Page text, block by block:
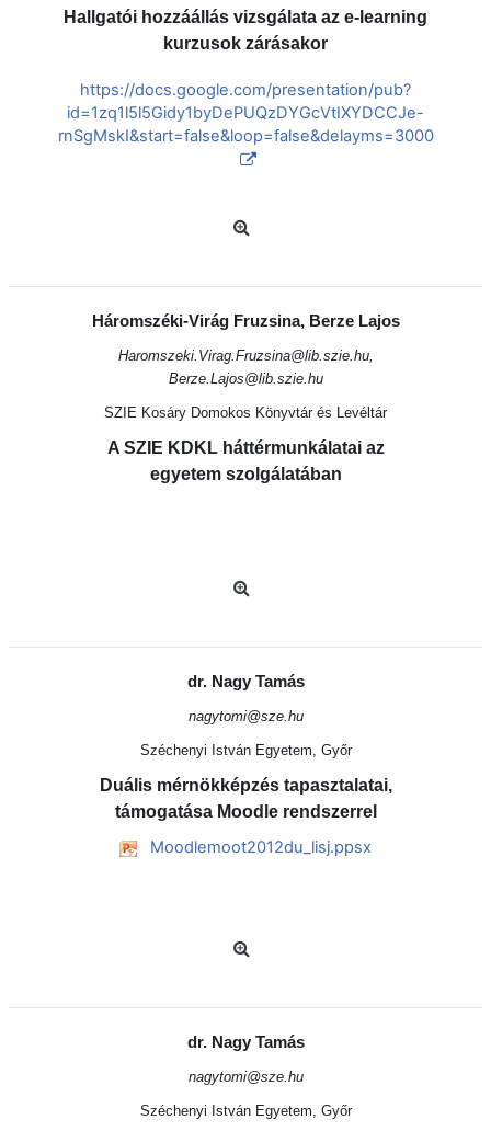
Hallgatói hozzáállás vizsgálata az e-learning
kurzusok zárásakor
https://docs.google.com/presentation/pub?
id=1zq1l5l5Gidy1byDePUQzDYGcVtIXYDCCJe-
rnSgMskI&start=false&loop=false&delayms=3000
Háromszéki-Virág Fruzsina, Berze Lajos
Haromszeki.Virag.Fruzsina@lib.szie.hu,
Berze.Lajos@lib.szie.hu
SZIE Kosáry Domokos Könyvtár és Levéltár
A SZIE KDKL háttérmunkálatai az
egyetem szolgálatában
dr. Nagy Tamás
nagytomi@sze.hu
Széchenyi István Egyetem, Győr
Duális mérnökképzés tapasztalatai,
támogatása Moodle rendszerrel
Moodlemoot2012du_lisj.ppsx
dr. Nagy Tamás
nagytomi@sze.hu
Széchenyi István Egyetem, Győr